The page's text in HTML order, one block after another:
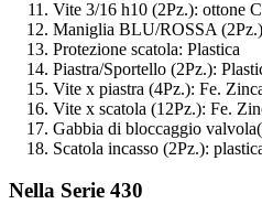
Vite 3/16 h10 (2Pz.): ottone
Maniglia BLU/ROSSA
Protezione scatola: Plastica
Piastra/Sportello (2Pz.):
Vite x piastra (4Pz.): Fe.
Vite x scatola (12Pz.): Fe.
Gabbia di bloccaggio
Scatola incasso (2Pz.):
Nella Serie 430